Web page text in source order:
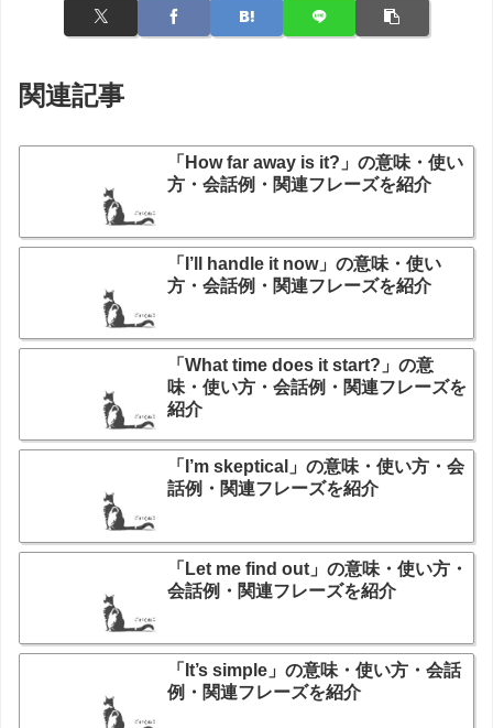
関連記事
「How far away is it?」の意味・使い
方・会話例・関連フレーズを紹介
「I’ll handle it now」の意味・使い
方・会話例・関連フレーズを紹介
「What time does it start?」の意
味・使い方・会話例・関連フレーズを
紹介
「I’m skeptical」の意味・使い方・会
話例・関連フレーズを紹介
「Let me find out」の意味・使い方・
会話例・関連フレーズを紹介
「It’s simple」の意味・使い方・会話
例・関連フレーズを紹介